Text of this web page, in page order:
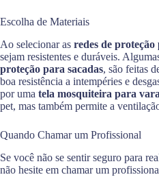
Escolha de Materiais
Ao selecionar as redes de proteção
sejam resistentes e duráveis.
proteção para sacadas, são feitas
boa resistência a intempéries e
por uma tela mosquiteira para
pet, mas também permite a
Quando Chamar um Profissional
Se você não se sentir seguro para
não hesite em chamar um